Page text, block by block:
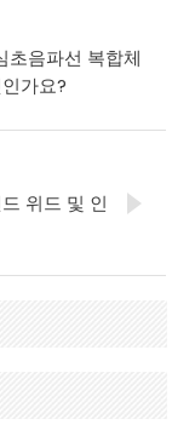
초음파선 복합체
가요?
위드 및 인